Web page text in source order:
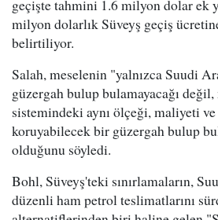
geçişte tahmini 1.6 milyon dolar ek
milyon dolarlık Süveyş geçiş
belirtiliyor.
Salah, meselenin "yalnızca Suudi
güzergah bulup bulamayacağı
sistemindeki aynı ölçeği, maliyeti
koruyabilecek bir güzergah bulup
olduğunu söyledi.
Bohl, Süveyş'teki sınırlamaların,
düzenli ham petrol teslimatlarını